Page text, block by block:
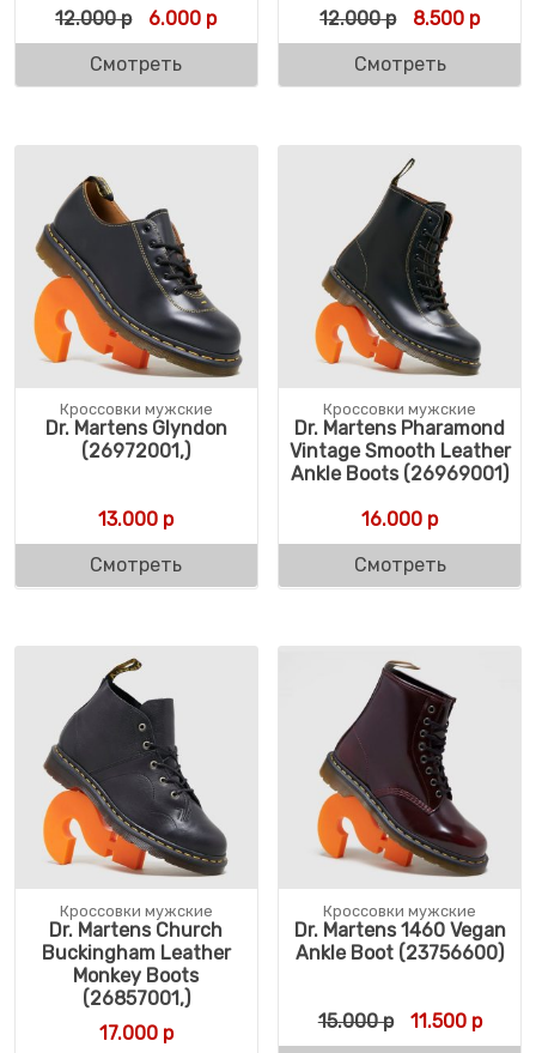
12.000р Первоначальная цена составляла 12.000
6.000 рТекущая цена: 6.000 р.
Смотреть
12.000р 8.500 р
Смотреть
Кроссовки мужские
Dr. Martens Glyndon
(26972001,)
13.000 р
Смотреть
Кроссовки мужские
Dr. Martens Pharamond
Vintage Smooth Leather
Ankle Boots (26969001)
16.000 р
Смотреть
Кроссовки мужские
Dr. Martens Church
Buckingham Leather
Monkey Boots
(26857001,)
17.000р
Кроссовки мужские
Dr. Martens 1460 Vegan
Ankle Boot (23756600)
15.000р 11.500р